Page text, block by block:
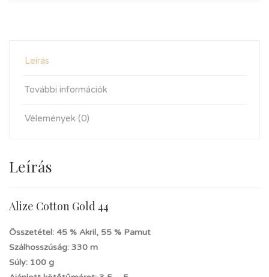
Leírás
További információk
Vélemények (0)
Leírás
Alize Cotton Gold 44
Összetétel: 45 % Akril, 55 % Pamut
Szálhosszúság: 330 m
Súly: 100 g